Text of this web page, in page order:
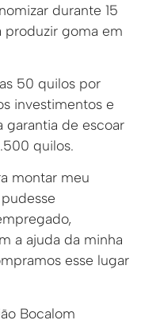
durante 15
produzir goma em
50 quilos por
investimentos e
garantia de escoar
quilos.
montar meu
a ajuda da minha
esse lugar
Bocalom